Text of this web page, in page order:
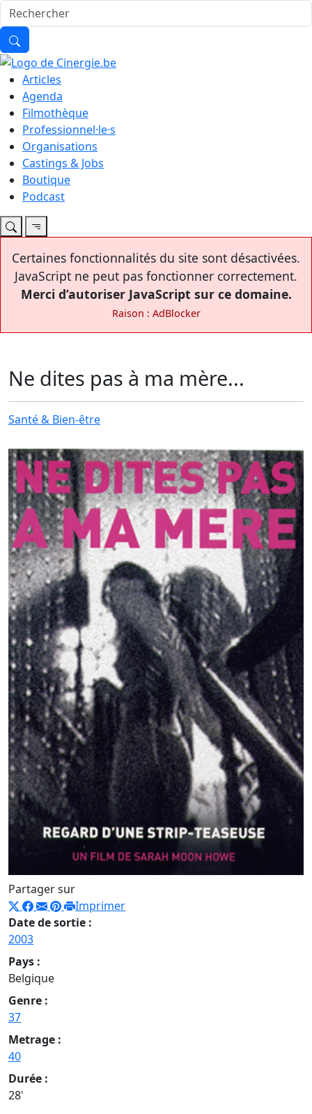
Articles
Agenda
Filmothèque
Professionnel·le·s
Organisations
Castings & Jobs
Boutique
Podcast
Certaines fonctionnalités du site sont désactivées.
JavaScript ne peut pas fonctionner correctement.
Merci d’autoriser JavaScript sur ce domaine.
Raison : AdBlocker
Ne dites pas à ma mère...
Santé & Bien-être
Partager sur
Imprimer
Date de sortie :
2003
Pays :
Belgique
Genre :
37
Metrage :
40
Durée :
28'